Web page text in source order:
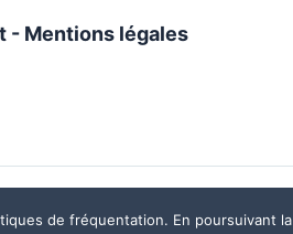
- Mentions légales
site a été réalisé par
de fréquentation. En poursuivant